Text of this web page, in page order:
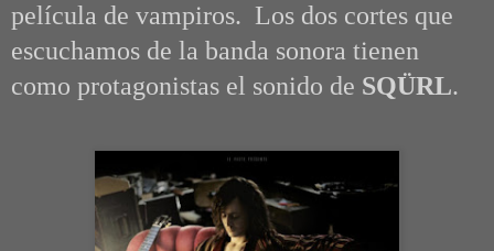
película de vampiros. Los dos cortes que
escuchamos de la banda sonora tienen
como protagonistas el sonido de SQÜRL.